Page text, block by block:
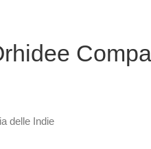
delle Indie